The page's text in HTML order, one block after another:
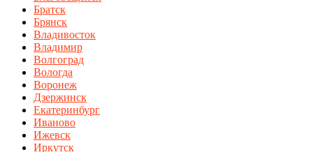
Братск
Брянск
Владивосток
Владимир
Волгоград
Вологда
Воронеж
Дзержинск
Екатеринбург
Иваново
Ижевск
Иркутск